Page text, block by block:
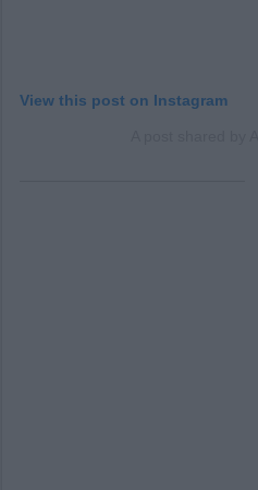
View this post on Instagram